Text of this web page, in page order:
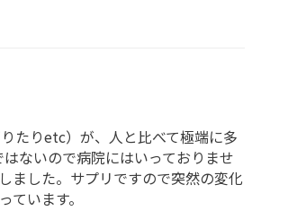
たりetc）が、人と比べて極端に多
ないので病院にはいっておりませ
ました。サプリですので突然の変化
います。